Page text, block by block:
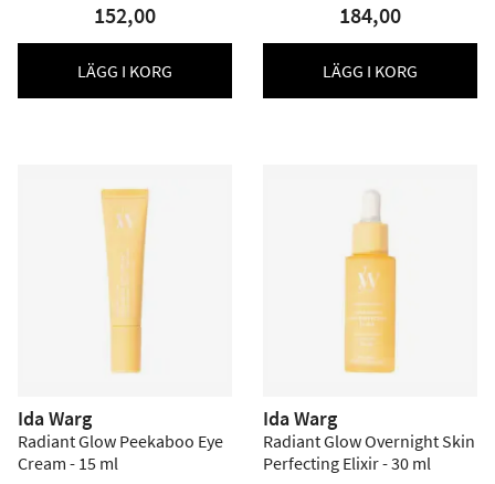
152,00
LÄGG I KORG
184,00
LÄGG I KORG
Ida Warg
Radiant Glow Peekaboo Eye
Cream - 15 ml
Ida Warg
Radiant Glow Overnight Skin
Perfecting Elixir - 30 ml